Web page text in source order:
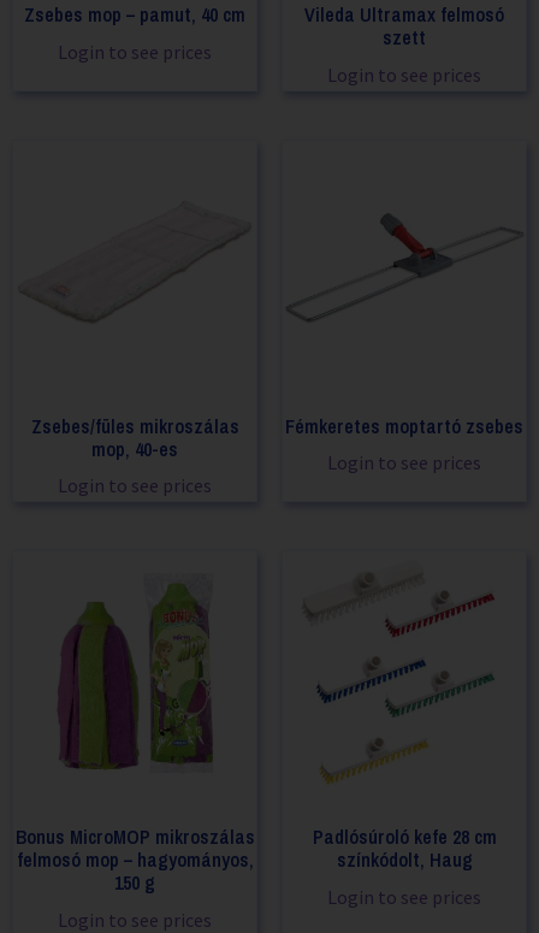
Zsebes mop – pamut, 40 cm
Login to see prices
Vileda Ultramax felmosó
szett
Login to see prices
Zsebes/füles mikroszálas
mop, 40-es
Login to see prices
Fémkeretes moptartó zsebes
Login to see prices
Bonus MicroMOP mikroszálas
felmosó mop – hagyományos,
150 g
Login to see prices
Padlósúroló kefe 28 cm
színkódolt, Haug
Login to see prices